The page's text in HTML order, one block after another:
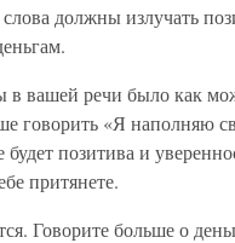
должны излучать
в вашей речи было как
говорить «Я наполняю
позитива и
притянете.
Говорите больше о